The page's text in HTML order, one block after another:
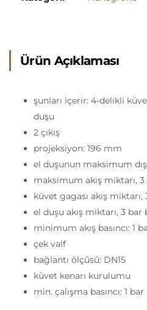
Ürün Açıklaması
şunları içerir: 4-delikli
duşu
2 çıkış
projeksiyon: 196 mm
el duşunun maksimum
maksimum akış miktarı,
küvet gagası akış
el duşu akış miktarı, 3 bar
minimum akış basıncı: 1
çek valf
bağlantı ölçüsü: DN15
küvet kenarı kurulumu
min. çalışma basıncı: 1 bar